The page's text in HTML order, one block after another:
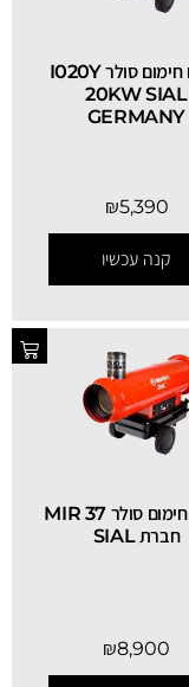
תותח חימום סולר I020Y
20KW SIAL
GERMANY
₪5,390
קנה עכשיו
תותח חימום סולר MIR 37
חברת SIAL
₪8,900